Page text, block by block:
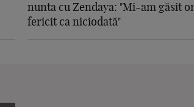
nunta cu Zendaya: "Mi-am găsit
fericit ca niciodată"